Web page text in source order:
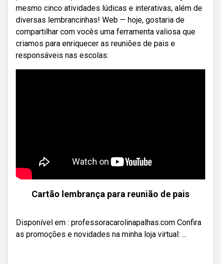
mesmo cinco atividades lúdicas e interativas, além de
diversas lembrancinhas! Web — hoje, gostaria de
compartilhar com vocês uma ferramenta valiosa que
criamos para enriquecer as reuniões de pais e
responsáveis nas escolas:
Cartão lembrança para reunião de pais
Disponível em : professoracarolinapalhas.com Confira
as promoções e novidades na minha loja virtual: ...